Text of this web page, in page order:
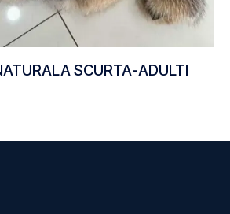
SCURTA-ADULTI